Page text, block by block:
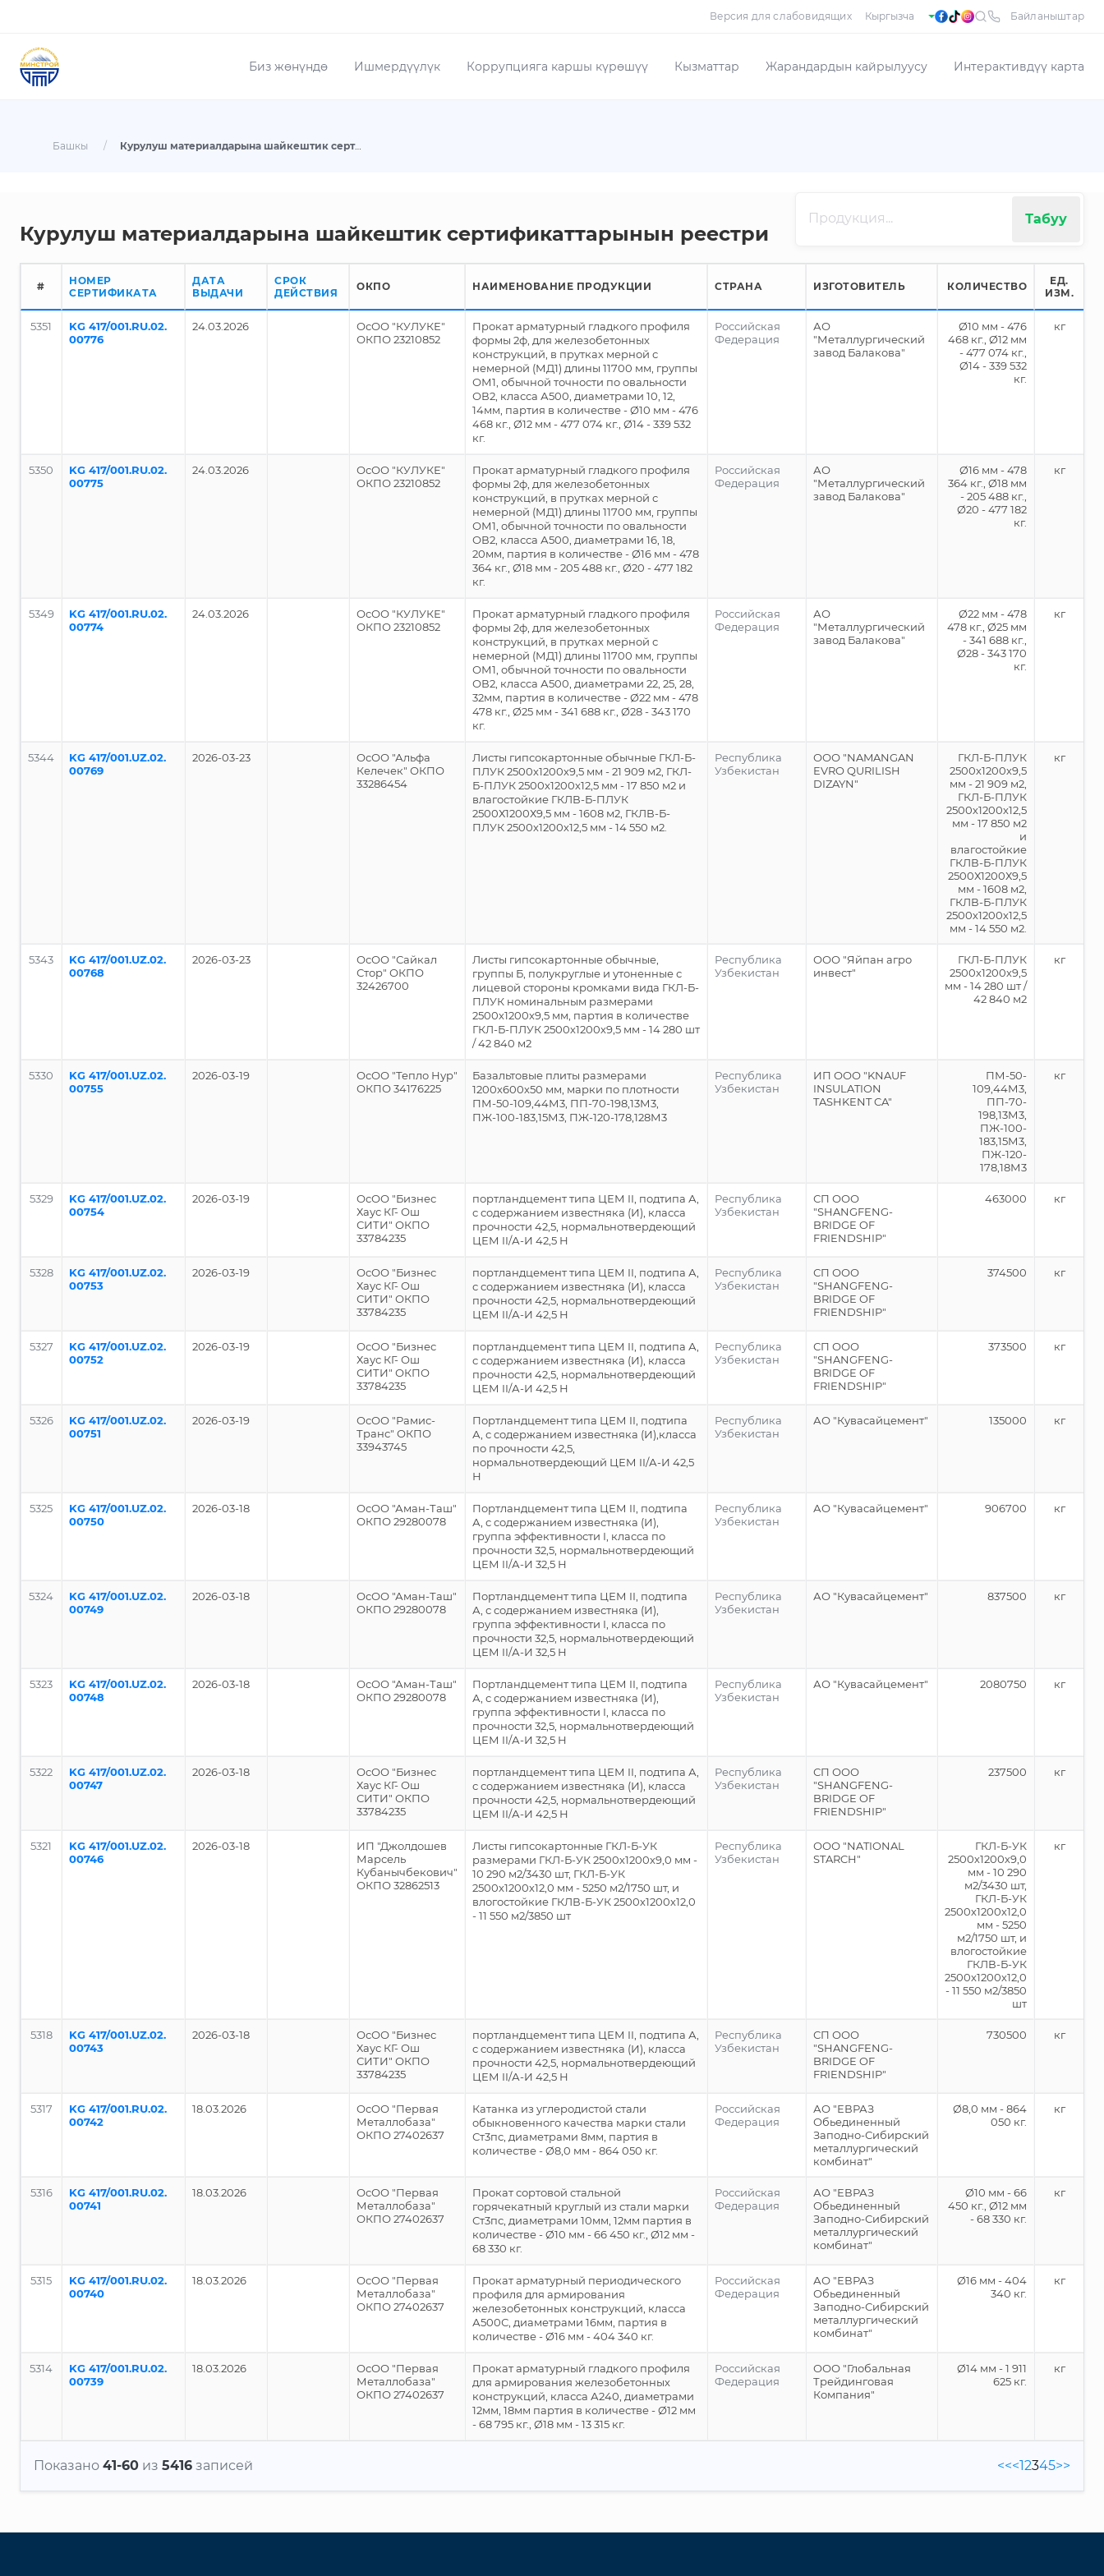
Версия для слабовидящих Байланыштар
Биз жөнүндө Ишмердүүлүк Коррупцияга каршы күрөшүү Кызматтар Жарандардын кайрылуусу Интерактивдүү карта
Башкы / Курулуш материалдарына шайкештик сертификаттарынын реестри
Курулуш материалдарына шайкештик сертификаттарынын реестри
Табуу
#
НОМЕР
СЕРТИФИКАТА
ДАТА
ВЫДАЧИ
СРОК
ДЕЙСТВИЯ
ОКПО НАИМЕНОВАНИЕ ПРОДУКЦИИ СТРАНА ИЗГОТОВИТЕЛЬ КОЛИЧЕСТВО
ЕД.
ИЗМ.
5351
KG 417/001.RU.02.
00776
24.03.2026
ОсОО "КУЛУКЕ"
ОКПО 23210852
Прокат арматурный гладкого профиля
формы 2ф, для железобетонных
конструкций, в прутках мерной с
немерной (МД1) длины 11700 мм, группы
ОМ1, обычной точности по овальности
ОВ2, класса А500, диаметрами 10, 12,
14мм, партия в количестве - Ø10 мм - 476
468 кг., Ø12 мм - 477 074 кг., Ø14 - 339 532
кг.
Российская
Федерация
АО
"Металлургический
завод Балакова"
Ø10 мм - 476
468 кг., Ø12 мм
- 477 074 кг.,
Ø14 - 339 532
кг.
кг
5350
KG 417/001.RU.02.
00775
24.03.2026
ОсОО "КУЛУКЕ"
ОКПО 23210852
Прокат арматурный гладкого профиля
формы 2ф, для железобетонных
конструкций, в прутках мерной с
немерной (МД1) длины 11700 мм, группы
ОМ1, обычной точности по овальности
ОВ2, класса А500, диаметрами 16, 18,
20мм, партия в количестве - Ø16 мм - 478
364 кг., Ø18 мм - 205 488 кг., Ø20 - 477 182
кг.
Российская
Федерация
АО
"Металлургический
завод Балакова"
Ø16 мм - 478
364 кг., Ø18 мм
- 205 488 кг.,
Ø20 - 477 182
кг.
кг
5349
KG 417/001.RU.02.
00774
24.03.2026
ОсОО "КУЛУКЕ"
ОКПО 23210852
Прокат арматурный гладкого профиля
формы 2ф, для железобетонных
конструкций, в прутках мерной с
немерной (МД1) длины 11700 мм, группы
ОМ1, обычной точности по овальности
ОВ2, класса А500, диаметрами 22, 25, 28,
32мм, партия в количестве - Ø22 мм - 478
478 кг., Ø25 мм - 341 688 кг., Ø28 - 343 170
кг.
Российская
Федерация
АО
"Металлургический
завод Балакова"
Ø22 мм - 478
478 кг., Ø25 мм
- 341 688 кг.,
Ø28 - 343 170
кг.
кг
5344
KG 417/001.UZ.02.
00769
2026-03-23
ОсОО "Альфа
Келечек" ОКПО
33286454
Листы гипсокартонные обычные ГКЛ-Б-
ПЛУК 2500х1200х9,5 мм - 21 909 м2, ГКЛ-
Б-ПЛУК 2500х1200х12,5 мм - 17 850 м2 и
влагостойкие ГКЛВ-Б-ПЛУК
2500Х1200Х9,5 мм - 1608 м2, ГКЛВ-Б-
ПЛУК 2500х1200х12,5 мм - 14 550 м2.
Республика
Узбекистан
ООО "NAMANGAN
EVRO QURILISH
DIZAYN"
ГКЛ-Б-ПЛУК
2500х1200х9,5
мм - 21 909 м2,
ГКЛ-Б-ПЛУК
2500х1200х12,5
мм - 17 850 м2
и
влагостойкие
ГКЛВ-Б-ПЛУК
2500Х1200Х9,5
мм - 1608 м2,
ГКЛВ-Б-ПЛУК
2500х1200х12,5
мм - 14 550 м2.
кг
5343
KG 417/001.UZ.02.
00768
2026-03-23
ОсОО "Сайкал
Стор" ОКПО
32426700
Листы гипсокартонные обычные,
группы Б, полукруглые и утоненные с
лицевой стороны кромками вида ГКЛ-Б-
ПЛУК номинальным размерами
2500х1200х9,5 мм, партия в количестве
ГКЛ-Б-ПЛУК 2500х1200х9,5 мм - 14 280 шт
/ 42 840 м2
Республика
Узбекистан
ООО "Яйпан агро
инвест"
ГКЛ-Б-ПЛУК
2500х1200х9,5
мм - 14 280 шт /
42 840 м2
кг
5330
KG 417/001.UZ.02.
00755
2026-03-19
ОсОО "Тепло Нур"
ОКПО 34176225
Базальтовые плиты размерами
1200х600х50 мм, марки по плотности
ПМ-50-109,44М3, ПП-70-198,13М3,
ПЖ-100-183,15М3, ПЖ-120-178,128М3
Республика
Узбекистан
ИП ООО "KNAUF
INSULATION
TASHKENT CA"
ПМ-50-
109,44М3,
ПП-70-
198,13М3,
ПЖ-100-
183,15М3,
ПЖ-120-
178,18М3
кг
5329
KG 417/001.UZ.02.
00754
2026-03-19
ОсОО "Бизнес
Хаус КГ- Ош
СИТИ" ОКПО
33784235
портландцемент типа ЦЕМ II, подтипа А,
с содержанием известняка (И), класса
прочности 42,5, нормальнотвердеющий
ЦЕМ II/А-И 42,5 Н
Республика
Узбекистан
СП ООО
"SHANGFENG-
BRIDGE OF
FRIENDSHIP"
463000 кг
5328
KG 417/001.UZ.02.
00753
2026-03-19
ОсОО "Бизнес
Хаус КГ- Ош
СИТИ" ОКПО
33784235
портландцемент типа ЦЕМ II, подтипа А,
с содержанием известняка (И), класса
прочности 42,5, нормальнотвердеющий
ЦЕМ II/А-И 42,5 Н
Республика
Узбекистан
СП ООО
"SHANGFENG-
BRIDGE OF
FRIENDSHIP"
374500 кг
5327
KG 417/001.UZ.02.
00752
2026-03-19
ОсОО "Бизнес
Хаус КГ- Ош
СИТИ" ОКПО
33784235
портландцемент типа ЦЕМ II, подтипа А,
с содержанием известняка (И), класса
прочности 42,5, нормальнотвердеющий
ЦЕМ II/А-И 42,5 Н
Республика
Узбекистан
СП ООО
"SHANGFENG-
BRIDGE OF
FRIENDSHIP"
373500 кг
5326
KG 417/001.UZ.02.
00751
2026-03-19
ОсОО "Рамис-
Транс" ОКПО
33943745
Портландцемент типа ЦЕМ II, подтипа
А, с содержанием известняка (И),класса
по прочности 42,5,
нормальнотвердеющий ЦЕМ II/А-И 42,5
Н
Республика
Узбекистан
АО "Кувасайцемент" 135000 кг
5325
KG 417/001.UZ.02.
00750
2026-03-18
ОсОО "Аман-Таш"
ОКПО 29280078
Портландцемент типа ЦЕМ II, подтипа
А, с содержанием известняка (И),
группа эффективности I, класса по
прочности 32,5, нормальнотвердеющий
ЦЕМ II/А-И 32,5 Н
Республика
Узбекистан
АО "Кувасайцемент" 906700 кг
5324
KG 417/001.UZ.02.
00749
2026-03-18
ОсОО "Аман-Таш"
ОКПО 29280078
Портландцемент типа ЦЕМ II, подтипа
А, с содержанием известняка (И),
группа эффективности I, класса по
прочности 32,5, нормальнотвердеющий
ЦЕМ II/А-И 32,5 Н
Республика
Узбекистан
АО "Кувасайцемент" 837500 кг
5323
KG 417/001.UZ.02.
00748
2026-03-18
ОсОО "Аман-Таш"
ОКПО 29280078
Портландцемент типа ЦЕМ II, подтипа
А, с содержанием известняка (И),
группа эффективности I, класса по
прочности 32,5, нормальнотвердеющий
ЦЕМ II/А-И 32,5 Н
Республика
Узбекистан
АО "Кувасайцемент" 2080750 кг
5322
KG 417/001.UZ.02.
00747
2026-03-18
ОсОО "Бизнес
Хаус КГ- Ош
СИТИ" ОКПО
33784235
портландцемент типа ЦЕМ II, подтипа А,
с содержанием известняка (И), класса
прочности 42,5, нормальнотвердеющий
ЦЕМ II/А-И 42,5 Н
Республика
Узбекистан
СП ООО
"SHANGFENG-
BRIDGE OF
FRIENDSHIP"
237500 кг
5321
KG 417/001.UZ.02.
00746
2026-03-18
ИП "Джолдошев
Марсель
Кубанычбекович"
ОКПО 32862513
Листы гипсокартонные ГКЛ-Б-УК
размерами ГКЛ-Б-УК 2500х1200х9,0 мм -
10 290 м2/3430 шт, ГКЛ-Б-УК
2500х1200х12,0 мм - 5250 м2/1750 шт, и
влогостойкие ГКЛВ-Б-УК 2500х1200х12,0
- 11 550 м2/3850 шт
Республика
Узбекистан
ООО "NATIONAL
STARCH"
ГКЛ-Б-УК
2500х1200х9,0
мм - 10 290
м2/3430 шт,
ГКЛ-Б-УК
2500х1200х12,0
мм - 5250
м2/1750 шт, и
влогостойкие
ГКЛВ-Б-УК
2500х1200х12,0
- 11 550 м2/3850
шт
кг
5318
KG 417/001.UZ.02.
00743
2026-03-18
ОсОО "Бизнес
Хаус КГ- Ош
СИТИ" ОКПО
33784235
портландцемент типа ЦЕМ II, подтипа А,
с содержанием известняка (И), класса
прочности 42,5, нормальнотвердеющий
ЦЕМ II/А-И 42,5 Н
Республика
Узбекистан
СП ООО
"SHANGFENG-
BRIDGE OF
FRIENDSHIP"
730500 кг
5317
KG 417/001.RU.02.
00742
18.03.2026
ОсОО "Первая
Металлобаза"
ОКПО 27402637
Катанка из углеродистой стали
обыкновенного качества марки стали
Ст3пс, диаметрами 8мм, партия в
количестве - Ø8,0 мм - 864 050 кг.
Российская
Федерация
АО "ЕВРАЗ
Обьединенный
Заподно-Сибирский
металлургический
комбинат"
Ø8,0 мм - 864
050 кг.
кг
5316
KG 417/001.RU.02.
00741
18.03.2026
ОсОО "Первая
Металлобаза"
ОКПО 27402637
Прокат сортовой стальной
горячекатный круглый из стали марки
Ст3пс, диаметрами 10мм, 12мм партия в
количестве - Ø10 мм - 66 450 кг., Ø12 мм -
68 330 кг.
Российская
Федерация
АО "ЕВРАЗ
Обьединенный
Заподно-Сибирский
металлургический
комбинат"
Ø10 мм - 66
450 кг., Ø12 мм
- 68 330 кг.
кг
5315
KG 417/001.RU.02.
00740
18.03.2026
ОсОО "Первая
Металлобаза"
ОКПО 27402637
Прокат арматурный периодического
профиля для армирования
железобетонных конструкций, класса
А500С, диаметрами 16мм, партия в
количестве - Ø16 мм - 404 340 кг.
Российская
Федерация
АО "ЕВРАЗ
Обьединенный
Заподно-Сибирский
металлургический
комбинат"
Ø16 мм - 404
340 кг.
кг
5314
KG 417/001.RU.02.
00739
18.03.2026
ОсОО "Первая
Металлобаза"
ОКПО 27402637
Прокат арматурный гладкого профиля
для армирования железобетонных
конструкций, класса А240, диаметрами
12мм, 18мм партия в количестве - Ø12 мм
- 68 795 кг., Ø18 мм - 13 315 кг.
Российская
Федерация
ООО "Глобальная
Трейдинговая
Компания"
Ø14 мм - 1 911
625 кг.
кг
Показано 41-60 из 5416 записей <<<12345>>